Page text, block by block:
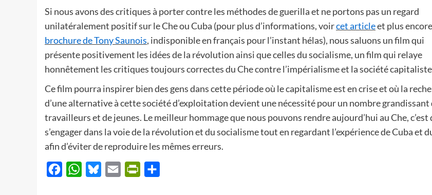
Si nous avons des critiques à porter contre les méthodes de guerilla et ne portons pas un regard
unilatéralement positif sur le Che ou Cuba (pour plus d’informations, voircet articleet plus encore
brochure de Tony Saunois, indisponible en français pour l’instant hélas), nous saluons un film qui
présente positivement les idées de la révolution ainsi que celles du socialisme, un film qui relaye
honnêtement les critiques toujours correctes du Che contre l’impérialisme et la société
Ce film pourra inspirer bien des gens dans cette période où le capitalisme est en crise et où la
d’une alternative à cette société d’exploitation devient une nécessité pour un nombre grandissant
travailleurs et de jeunes. Le meilleur hommage que nous pouvons rendre aujourd’hui au Che, c’est
s’engager dans la voie de la révolution et du socialisme tout en regardant l’expérience de Cuba et
afin d’éviter de reproduire les mêmes erreurs.
FacebookWhatsApp
BlueskyEmail PrintFriendly